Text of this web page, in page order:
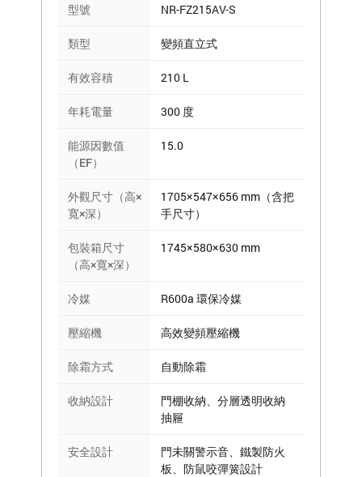
型號 NR-FZ215AV-S
類型 變頻直立式
有效容積 210 L
年耗電量 300 度
能源因數值
（EF）
15.0
外觀尺寸（高×
寬×深）
1705×547×656 mm（含把
手尺寸）
包裝箱尺寸
（高×寬×深）
1745×580×630 mm
冷媒 R600a 環保冷媒
壓縮機 高效變頻壓縮機
除霜方式 自動除霜
收納設計
門棚收納、分層透明收納
抽屜
安全設計
門未關警示音、鐵製防火
板、防鼠咬彈簧設計